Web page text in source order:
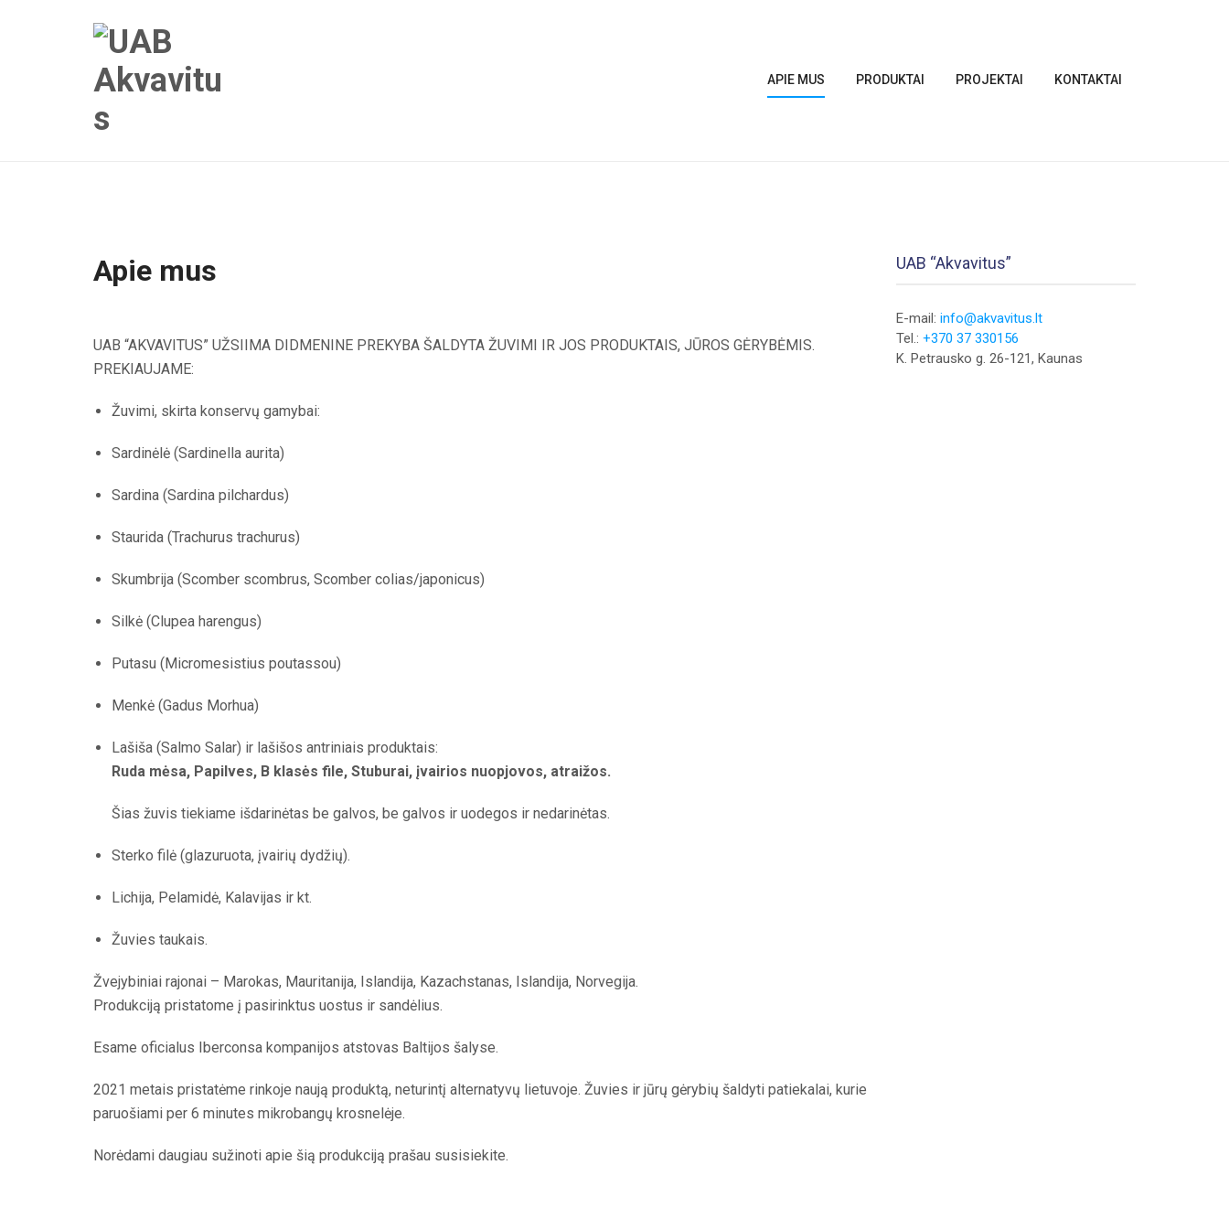
APIE MUS PRODUKTAI PROJEKTAI KONTAKTAI
Apie mus
UAB “AKVAVITUS” UŽSIIMA DIDMENINE PREKYBA ŠALDYTA ŽUVIMI IR JOS PRODUKTAIS, JŪROS GĖRYBĖMIS.
PREKIAUJAME:
Žuvimi, skirta konservų gamybai:
Sardinėlė (Sardinella aurita)
Sardina (Sardina pilchardus)
Staurida (Trachurus trachurus)
Skumbrija (Scomber scombrus, Scomber colias/japonicus)
Silkė (Clupea harengus)
Putasu (Micromesistius poutassou)
Menkė (Gadus Morhua)
Lašiša (Salmo Salar) ir lašišos antriniais produktais:
Ruda mėsa, Papilves, B klasės file, Stuburai, įvairios nuopjovos, atraižos.
Šias žuvis tiekiame išdarinėtas be galvos, be galvos ir uodegos ir nedarinėtas.
Sterko filė (glazuruota, įvairių dydžių).
Lichija, Pelamidė, Kalavijas ir kt.
Žuvies taukais.
Žvejybiniai rajonai – Marokas, Mauritanija, Islandija, Kazachstanas, Islandija, Norvegija.
Produkciją pristatome į pasirinktus uostus ir sandėlius.
Esame oficialus Iberconsa kompanijos atstovas Baltijos šalyse.
2021 metais pristatėme rinkoje naują produktą, neturintį alternatyvų lietuvoje. Žuvies ir jūrų gėrybių šaldyti patiekalai, kurie
paruošiami per 6 minutes mikrobangų krosnelėje.
Norėdami daugiau sužinoti apie šią produkciją prašau susisiekite.
UAB “Akvavitus”
E-mail: info@akvavitus.lt
Tel.: +370 37 330156
K. Petrausko g. 26-121, Kaunas